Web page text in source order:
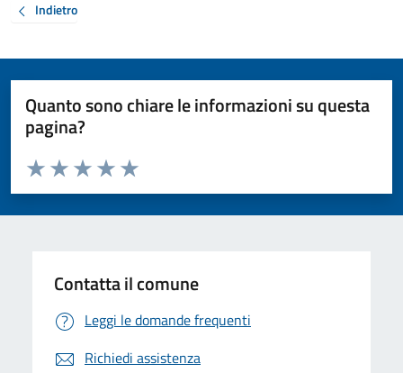
Indietro
Quanto sono chiare le informazioni su questa
pagina?
Valuta da 1 a 5 stelle la pagina
Valuta 5 stelle su 5
Valuta 4 stelle su 5
Valuta 3 stelle su 5
Valuta 2 stelle su 5
Valuta 1 stelle su 5
Contatta il comune
Leggi le domande frequenti
Richiedi assistenza